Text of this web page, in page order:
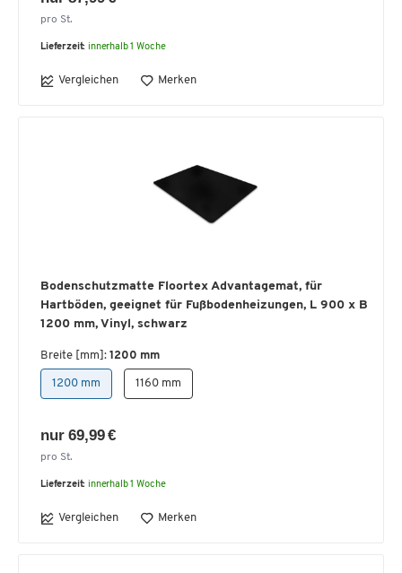
pro St.
Lieferzeit: innerhalb 1 Woche
Vergleichen Merken
Bodenschutzmatte Floortex Advantagemat, für
Hartböden, geeignet für Fußbodenheizungen, L 900 x B
1200 mm, Vinyl, schwarz
Breite [mm]: 1200 mm
1200 mm 1160 mm
nur 69,99 €
pro St.
Lieferzeit: innerhalb 1 Woche
Vergleichen Merken